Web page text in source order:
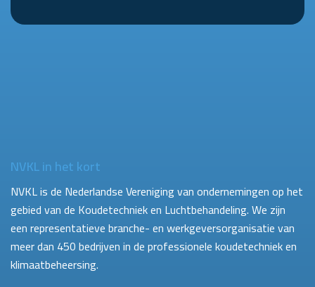
NVKL in het kort
NVKL is de Nederlandse Vereniging van ondernemingen op het
gebied van de Koudetechniek en Luchtbehandeling. We zijn
een representatieve branche- en werkgeversorganisatie van
meer dan 450 bedrijven in de professionele koudetechniek en
klimaatbeheersing.